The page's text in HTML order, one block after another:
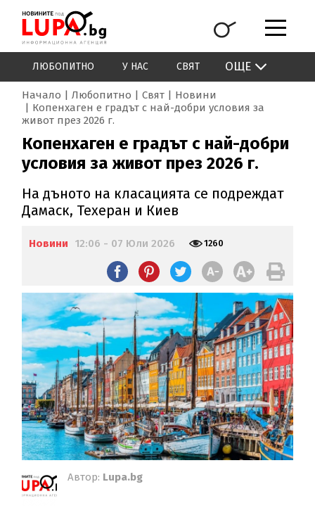
ЛЮБОПИТНО У НАС СВЯТ ОЩЕ
Начало Любопитно Свят
Новини
Копенхаген е градът с най-добри условия за
живот през 2026 г.
Копенхаген е градът с най-добри
условия за живот през 2026 г.
На дъното на класацията се подреждат
Дамаск, Техеран и Киев
Новини 12:06 - 07 Юли 2026 1260
Автор: Lupa.bg